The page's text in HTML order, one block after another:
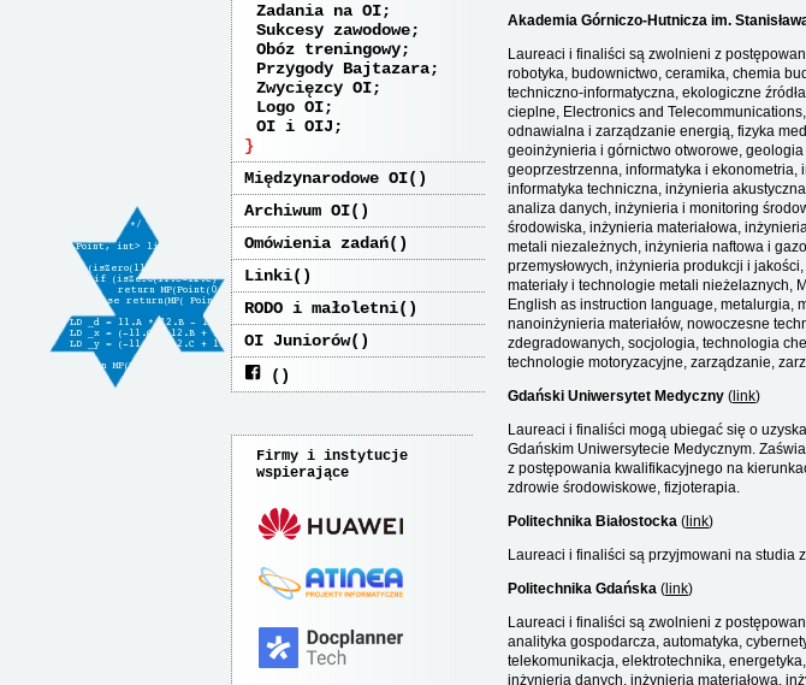
Zadania na OI
Sukcesy zawodowe
Obóz treningowy
Przygody Bajtazara
Zwycięzcy OI
Logo OI
OI i OIJ
Międzynarodowe OI
Archiwum OI
Omówienia zadań
Linki
RODO i małoletni
OI Juniorów
Firmy i instytucje
wspierające
Akademia Górniczo-Hutnicza im.
Laureaci i finaliści są zwolnieni z
robotyka, budownictwo, ceramika, chemia
techniczno-informatyczna, ekologiczne
cieplne, Electronics and
odnawialna i zarządzanie energią, fizyka
geoinżynieria i górnictwo otworowe,
geoprzestrzenna, informatyka i ekonometria,
informatyka techniczna, inżynieria
analiza danych, inżynieria i monitoring
środowiska, inżynieria materiałowa,
metali niezależnych, inżynieria naftowa i
przemysłowych, inżynieria produkcji i
materiały i technologie metali nieżelaznych,
English as instruction language, metalurgia,
nanoinżynieria materiałów, nowoczesne
zdegradowanych, socjologia, technologia
technologie motoryzacyjne, zarządzanie,
Gdański Uniwersytet Medyczny ( link)
Laureaci i finaliści mogą ubiegać się o
Gdańskim Uniwersytecie Medycznym.
z postępowania kwalifikacyjnego na
zdrowie środowiskowe, fizjoterapia.
Politechnika Białostocka ( link)
Laureaci i finaliści są przyjmowani na studia
Politechnika Gdańska ( link)
Laureaci i finaliści są zwolnieni z
analityka gospodarcza, automatyka,
telekomunikacja, elektrotechnika,
inżynieria danych, inżynieria materiałowa,